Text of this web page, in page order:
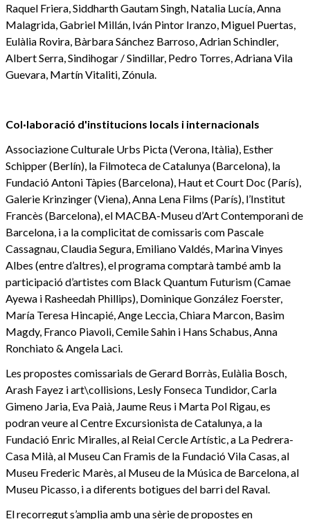
Raquel Friera, Siddharth Gautam Singh, Natalia Lucía, Anna
Malagrida, Gabriel Millán, Iván Pintor Iranzo, Miguel Puertas,
Eulàlia Rovira, Bàrbara Sánchez Barroso, Adrian Schindler,
Albert Serra, Sindihogar / Sindillar, Pedro Torres, Adriana Vila
Guevara, Martín Vitaliti, Zónula.
Col·laboració d'institucions locals i internacionals
Associazione Culturale Urbs Picta (Verona, Itàlia), Esther
Schipper (Berlín), la Filmoteca de Catalunya (Barcelona), la
Fundació Antoni Tàpies (Barcelona), Haut et Court Doc (París),
Galerie Krinzinger (Viena), Anna Lena Films (París), l’Institut
Francès (Barcelona), el MACBA-Museu d’Art Contemporani de
Barcelona, i a la complicitat de comissaris com Pascale
Cassagnau, Claudia Segura, Emiliano Valdés, Marina Vinyes
Albes (entre d’altres), el programa comptarà també amb la
participació d’artistes com Black Quantum Futurism (Camae
Ayewa i Rasheedah Phillips), Dominique González Foerster,
María Teresa Hincapié, Ange Leccia, Chiara Marcon, Basim
Magdy, Franco Piavoli, Cemile Sahin i Hans Schabus, Anna
Ronchiato & Angela Laci.
Les propostes comissarials de Gerard Borràs, Eulàlia Bosch,
Arash Fayez i art\collisions, Lesly Fonseca Tundidor, Carla
Gimeno Jaria, Eva Paià, Jaume Reus i Marta Pol Rigau, es
podran veure al Centre Excursionista de Catalunya, a la
Fundació Enric Miralles, al Reial Cercle Artístic, a La Pedrera-
Casa Milà, al Museu Can Framis de la Fundació Vila Casas, al
Museu Frederic Marès, al Museu de la Música de Barcelona, al
Museu Picasso, i a diferents botigues del barri del Raval.
El recorregut s’amplia amb una sèrie de propostes en